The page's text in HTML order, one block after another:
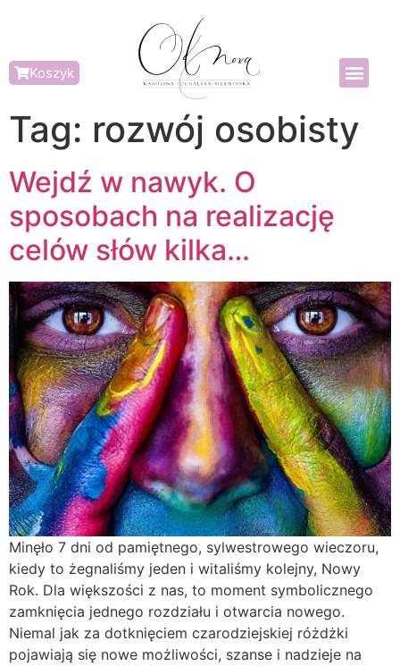
Koszyk
Tag: rozwój osobisty
Wejdź w nawyk. O
sposobach na realizację
celów słów kilka…
Minęło 7 dni od pamiętnego, sylwestrowego wieczoru,
kiedy to żegnaliśmy jeden i witaliśmy kolejny, Nowy
Rok. Dla większości z nas, to moment symbolicznego
zamknięcia jednego rozdziału i otwarcia nowego.
Niemal jak za dotknięciem czarodziejskiej różdżki
pojawiają się nowe możliwości, szanse i nadzieje na